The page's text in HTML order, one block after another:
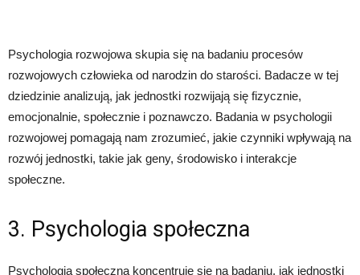
Psychologia rozwojowa skupia się na badaniu procesów
rozwojowych człowieka od narodzin do starości. Badacze w tej
dziedzinie analizują, jak jednostki rozwijają się fizycznie,
emocjonalnie, społecznie i poznawczo. Badania w psychologii
rozwojowej pomagają nam zrozumieć, jakie czynniki wpływają na
rozwój jednostki, takie jak geny, środowisko i interakcje
społeczne.
3. Psychologia społeczna
Psychologia społeczna koncentruje się na badaniu, jak jednostki